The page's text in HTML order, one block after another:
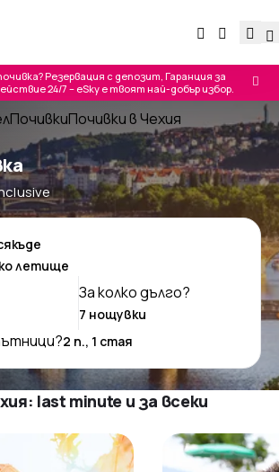
Резервация с депозит, Гаранция за
24/7 – eSky е твоят най-добър избор.
ПочивкиПочивки в Чехия
За колко дълго?
last minute и за всеки